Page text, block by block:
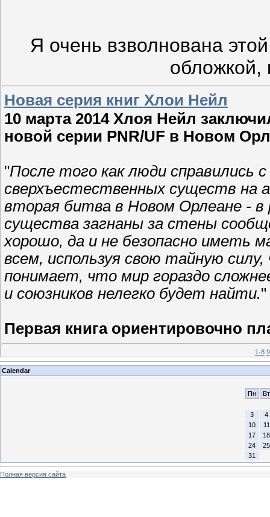
Я очень взволнована
обложкой,
Новая серия книг Хлои Нейл
10 марта 2014 Хлоя Нейл
новой серии PNR/UF в Новом
"После того как люди справились
сверхъестественных существ на
вторая битва в Новом Орлеане -
существа загнаны за стены
хорошо, да и не безопасно иметь
всем, используя свою тайную
понимает, что мир гораздо
и союзников нелегко будет найти."
Первая книга ориентировочно
1-8
Calendar
Пн
Вт
3
4
10
11
17
18
24
25
31
Полная версия сайта